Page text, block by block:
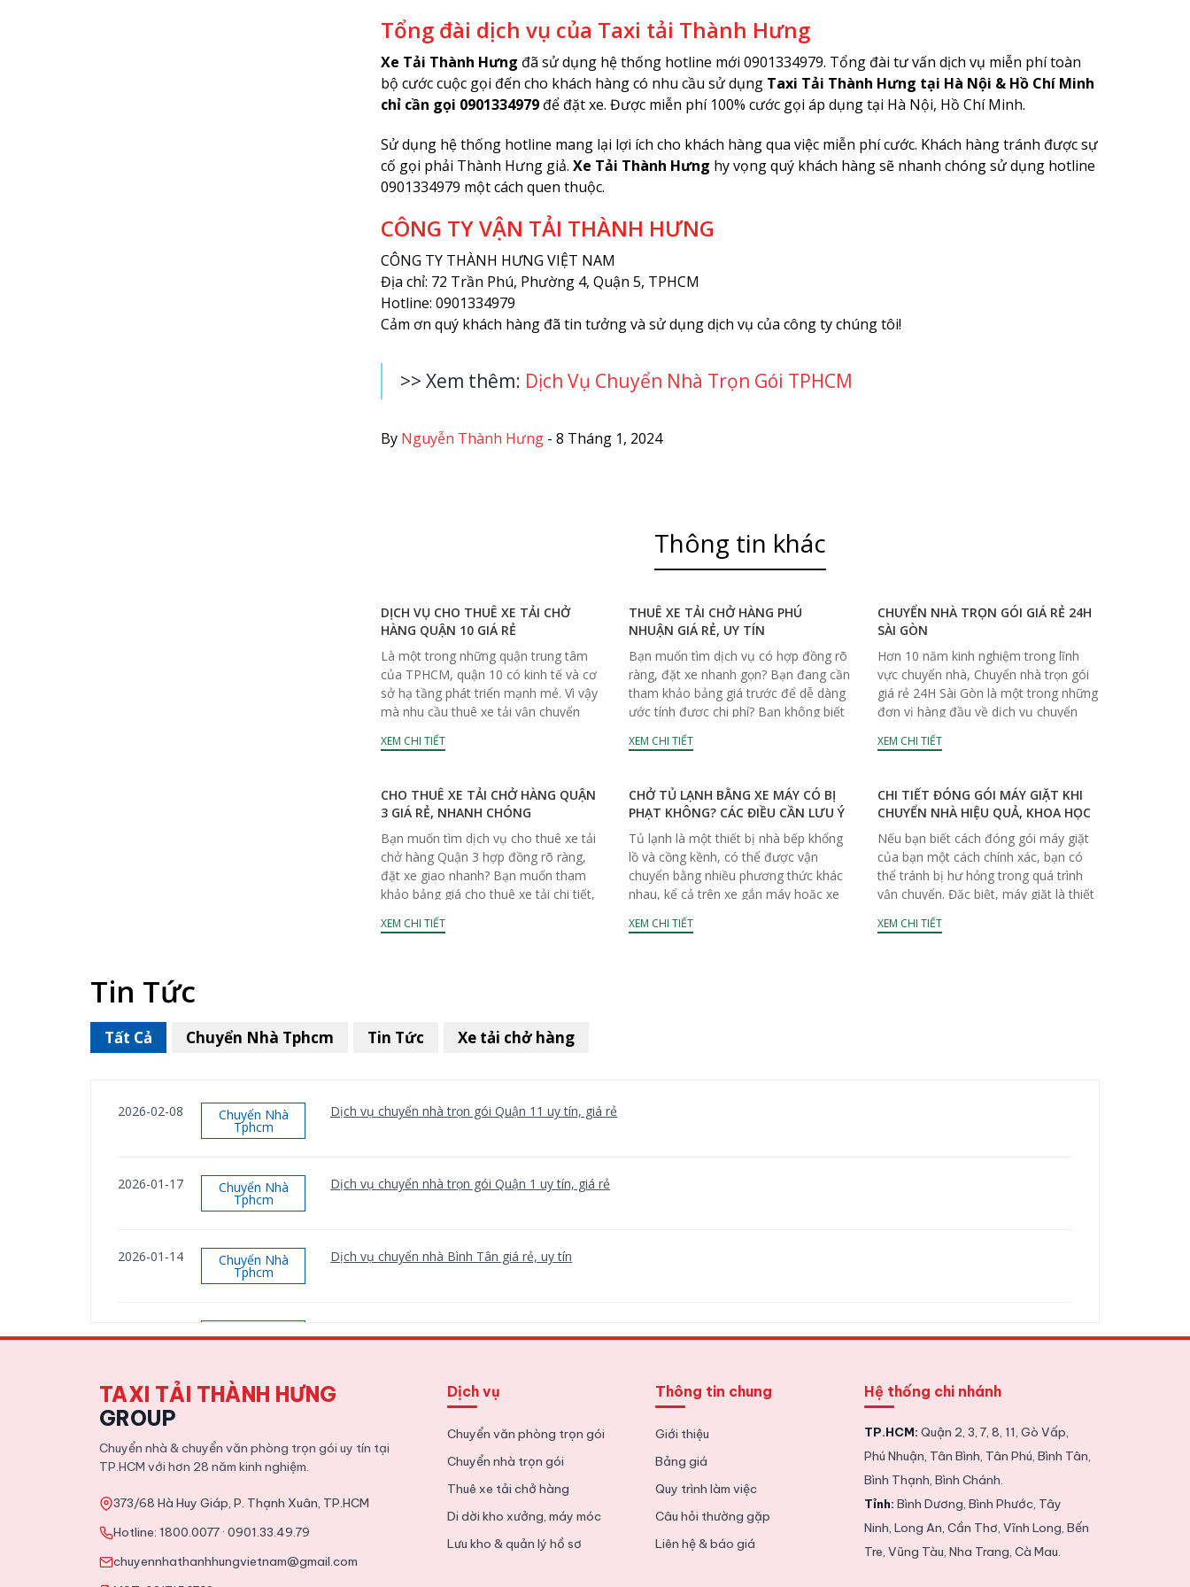
Tổng đài dịch vụ của Taxi tải Thành Hưng
Xe Tải Thành Hưng đã sử dụng hệ thống hotline mới 0901334979. Tổng đài tư vấn dịch vụ miễn phí toàn
bộ cước cuộc gọi đến cho khách hàng có nhu cầu sử dụng Taxi Tải Thành Hưng tại Hà Nội & Hồ Chí Minh
chỉ cần gọi 0901334979 để đặt xe. Được miễn phí 100% cước gọi áp dụng tại Hà Nội, Hồ Chí Minh.
Sử dụng hệ thống hotline mang lại lợi ích cho khách hàng qua việc miễn phí cước. Khách hàng tránh được sự
cố gọi phải Thành Hưng giả. Xe Tải Thành Hưng hy vọng quý khách hàng sẽ nhanh chóng sử dụng hotline
0901334979 một cách quen thuộc.
CÔNG TY VẬN TẢI THÀNH HƯNG
CÔNG TY THÀNH HƯNG VIỆT NAM
Địa chỉ: 72 Trần Phú, Phường 4, Quận 5, TPHCM
Hotline: 0901334979
Cảm ơn quý khách hàng đã tin tưởng và sử dụng dịch vụ của công ty chúng tôi!
>> Xem thêm: Dịch Vụ Chuyển Nhà Trọn Gói TPHCM
By Nguyễn Thành Hưng- 8 Tháng 1, 2024
Thông tin khác
DỊCH VỤ CHO THUÊ XE TẢI CHỞ
HÀNG QUẬN 10 GIÁ RẺ
Là một trong những quận trung tâm
của TPHCM, quận 10 có kinh tế và cơ
sở hạ tầng phát triển mạnh mẻ. Vì vậy
mà nhu cầu thuê xe tải vận chuyển
XEM CHI TIẾT
THUÊ XE TẢI CHỞ HÀNG PHÚ
NHUẬN GIÁ RẺ, UY TÍN
Bạn muốn tìm dịch vụ có hợp đồng rõ
ràng, đặt xe nhanh gọn? Bạn đang cần
tham khảo bảng giá trước để dễ dàng
ước tính được chi phí? Bạn không biết
XEM CHI TIẾT
CHUYỂN NHÀ TRỌN GÓI GIÁ RẺ 24H
SÀI GÒN
Hơn 10 năm kinh nghiệm trong lĩnh
vực chuyển nhà, Chuyển nhà trọn gói
giá rẻ 24H Sài Gòn là một trong những
đơn vị hàng đầu về dịch vụ chuyển
XEM CHI TIẾT
CHO THUÊ XE TẢI CHỞ HÀNG QUẬN
3 GIÁ RẺ, NHANH CHÓNG
Bạn muốn tìm dịch vụ cho thuê xe tải
chở hàng Quận 3 hợp đồng rõ ràng,
đặt xe giao nhanh? Bạn muốn tham
khảo bảng giá cho thuê xe tải chi tiết,
XEM CHI TIẾT
CHỞ TỦ LẠNH BẰNG XE MÁY CÓ BỊ
PHẠT KHÔNG? CÁC ĐIỀU CẦN LƯU Ý
Tủ lạnh là một thiết bị nhà bếp khổng
lồ và cồng kềnh, có thể được vận
chuyển bằng nhiều phương thức khác
nhau, kể cả trên xe gắn máy hoặc xe
XEM CHI TIẾT
CHI TIẾT ĐÓNG GÓI MÁY GIẶT KHI
CHUYỂN NHÀ HIỆU QUẢ, KHOA HỌC
Nếu bạn biết cách đóng gói máy giặt
của bạn một cách chính xác, bạn có
thể tránh bị hư hỏng trong quá trình
vận chuyển. Đặc biệt, máy giặt là thiết
XEM CHI TIẾT
Tin Tức
Tất Cả
2026-02-08 Chuyển Nhà
Tphcm
Dịch vụ chuyển nhà trọn gói Quận 11 uy tín, giá rẻ
2026-01-17 Chuyển Nhà
Tphcm
Dịch vụ chuyển nhà trọn gói Quận 1 uy tín, giá rẻ
2026-01-14 Chuyển Nhà
Tphcm
Dịch vụ chuyển nhà Bình Tân giá rẻ, uy tín
Tphcm
2025-11-09 Tin Tức Tổng hợp kinh nghiệm chuyển văn phòng chi tiết từ A tới Z
Chuyển Nhà Tphcm Tin Tức Xe tải chở hàng
TAXI TẢI THÀNH HƯNG
GROUP
Chuyển nhà & chuyển văn phòng trọn gói uy tín tại
TP.HCM với hơn 28 năm kinh nghiệm.
373/68 Hà Huy Giáp, P. Thạnh Xuân, TP.HCM
Hotline: 1800.0077 · 0901.33.49.79
chuyennhathanhhungvietnam@gmail.com
Dịch vụ
Chuyển văn phòng trọn gói
Chuyển nhà trọn gói
Thuê xe tải chở hàng
Di dời kho xưởng, máy móc
Lưu kho & quản lý hồ sơ
Thông tin chung
Giới thiệu
Bảng giá
Quy trình làm việc
Câu hỏi thường gặp
Liên hệ & báo giá
Hệ thống chi nhánh
TP.HCM: Quận 2, 3, 7, 8, 11, Gò Vấp,
Phú Nhuận, Tân Bình, Tân Phú, Bình Tân,
Bình Thạnh, Bình Chánh.
Tỉnh: Bình Dương, Bình Phước, Tây
Ninh, Long An, Cần Thơ, Vĩnh Long, Bến
Tre, Vũng Tàu, Nha Trang, Cà Mau.